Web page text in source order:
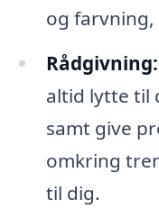
og
Rådgivning:
altid lytte til
samt give
omkring
til dig.